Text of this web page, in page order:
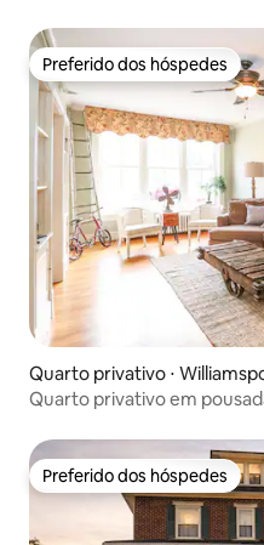
Preferido dos hóspedes
Preferido dos hóspedes
Quarto privativo ⋅
Quarto privativo em
Preferido dos hóspedes
Preferido dos hóspedes